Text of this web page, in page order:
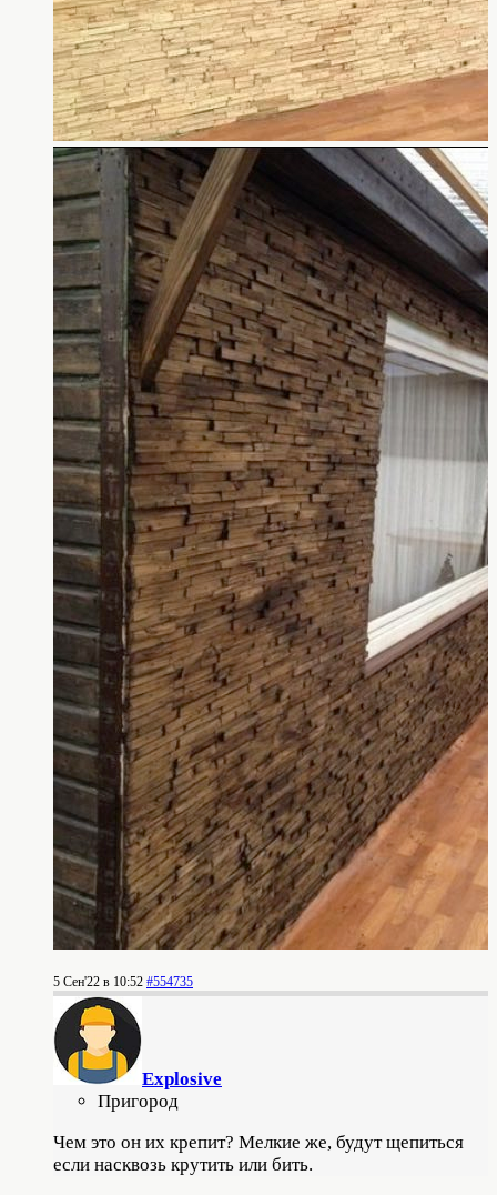
5 Сен'22 в 10:52 #554735
Explosive
Пригород
Чем это он их крепит? Мелкие же, будут щепиться
если насквозь крутить или бить.